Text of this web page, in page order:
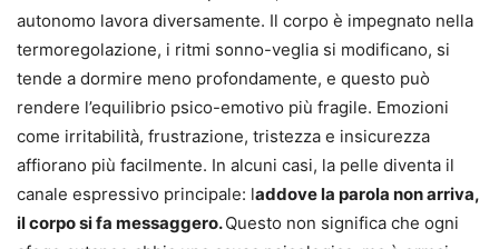
autonomo lavora diversamente. Il corpo è impegnato nella
termoregolazione, i ritmi sonno-veglia si modificano, si
tende a dormire meno profondamente, e questo può
rendere l’equilibrio psico-emotivo più fragile. Emozioni
come irritabilità, frustrazione, tristezza e insicurezza
affiorano più facilmente. In alcuni casi, la pelle diventa il
canale espressivo principale: laddove la parola non arriva,
il corpo si fa messaggero.Questo non significa che ogni